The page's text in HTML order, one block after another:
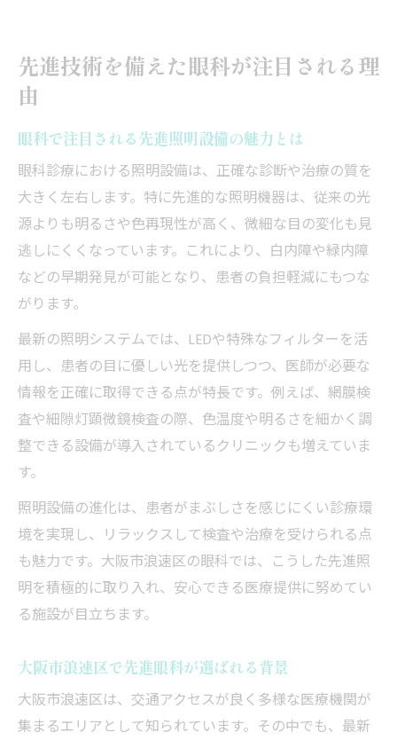
先進技術を備えた眼科が注目される理
由
眼科で注目される先進照明設備の魅力とは
眼科診療における照明設備は、正確な診断や治療の質を
大きく左右します。特に先進的な照明機器は、従来の光
源よりも明るさや色再現性が高く、微細な目の変化も見
逃しにくくなっています。これにより、白内障や緑内障
などの早期発見が可能となり、患者の負担軽減にもつな
がります。
最新の照明システムでは、LEDや特殊なフィルターを活
用し、患者の目に優しい光を提供しつつ、医師が必要な
情報を正確に取得できる点が特長です。例えば、網膜検
査や細隙灯顕微鏡検査の際、色温度や明るさを細かく調
整できる設備が導入されているクリニックも増えていま
す。
照明設備の進化は、患者がまぶしさを感じにくい診療環
境を実現し、リラックスして検査や治療を受けられる点
も魅力です。大阪市浪速区の眼科では、こうした先進照
明を積極的に取り入れ、安心できる医療提供に努めてい
る施設が目立ちます。
大阪市浪速区で先進眼科が選ばれる背景
大阪市浪速区は、交通アクセスが良く多様な医療機関が
集まるエリアとして知られています。その中でも、最新